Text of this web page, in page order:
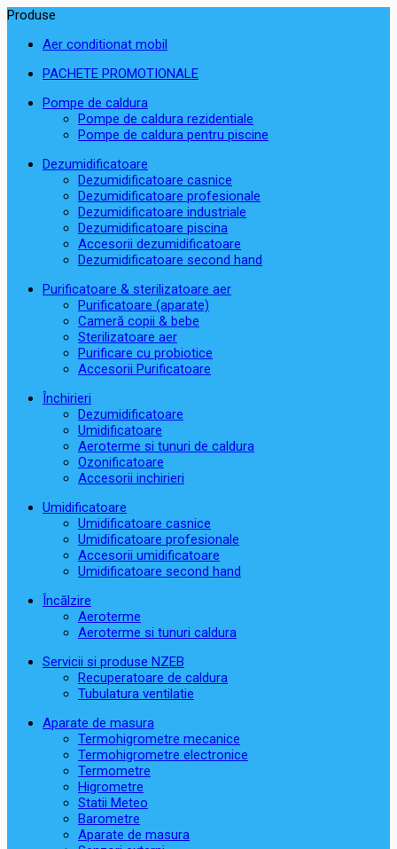
Produse
Aer conditionat mobil
PACHETE PROMOTIONALE
Pompe de caldura
Pompe de caldura rezidentiale
Pompe de caldura pentru piscine
Dezumidificatoare
Dezumidificatoare casnice
Dezumidificatoare profesionale
Dezumidificatoare industriale
Dezumidificatoare piscina
Accesorii dezumidificatoare
Dezumidificatoare second hand
Purificatoare & sterilizatoare aer
Purificatoare (aparate)
Cameră copii & bebe
Sterilizatoare aer
Purificare cu probiotice
Accesorii Purificatoare
Închirieri
Dezumidificatoare
Umidificatoare
Aeroterme si tunuri de caldura
Ozonificatoare
Accesorii inchirieri
Umidificatoare
Umidificatoare casnice
Umidificatoare profesionale
Accesorii umidificatoare
Umidificatoare second hand
Încălzire
Aeroterme
Aeroterme si tunuri caldura
Servicii si produse NZEB
Recuperatoare de caldura
Tubulatura ventilatie
Aparate de masura
Termohigrometre mecanice
Termohigrometre electronice
Termometre
Higrometre
Statii Meteo
Barometre
Aparate de masura